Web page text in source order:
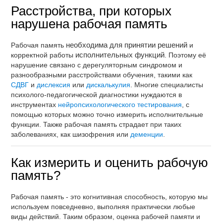
Расстройства, при которых
нарушена рабочая память
Рабочая память необходима для принятии решений и
корректной работы исполнительных функций. Поэтому её
нарушение связано с дерегуляторным синдромом и
разнообразными расстройствами обучения, такими как
СДВГ идислексия илидискалькулия. Многие специалисты
психолого-педагогической диагностики нуждаются в
инструментах нейропсихологического тестирования, с
помощью которых можно точно измерить исполнительные
функции. Также рабочая память страдает при таких
заболеваниях, как шизофрения илидеменции.
Как измерить и оценить рабочую
память?
Рабочая память - это когнитивная способность, которую мы
используем повседневно, выполняя практически любые
виды действий. Таким образом, оценка рабочей памяти и